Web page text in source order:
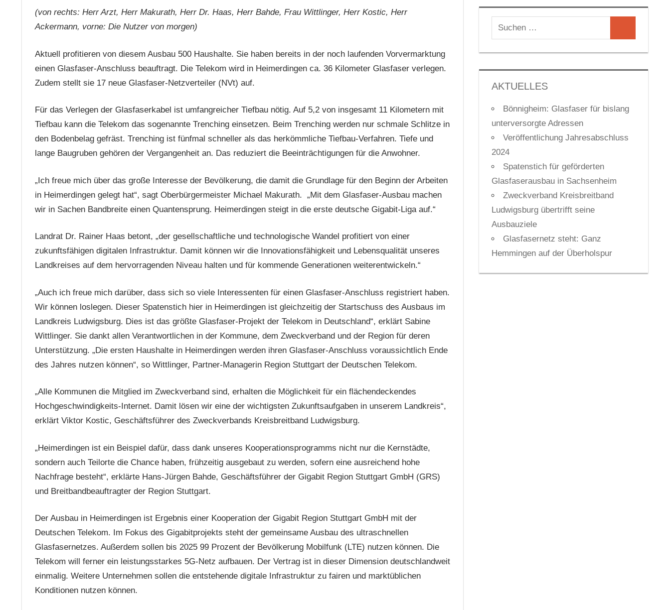
(von rechts: Herr Arzt, Herr Makurath, Herr Dr. Haas, Herr Bahde, Frau Wittlinger, Herr Kostic, Herr
Ackermann, vorne: Die Nutzer von morgen)
Aktuell profitieren von diesem Ausbau 500 Haushalte. Sie haben bereits in der noch laufenden Vorvermarktung
einen Glasfaser-Anschluss beauftragt. Die Telekom wird in Heimerdingen ca. 36 Kilometer Glasfaser verlegen.
Zudem stellt sie 17 neue Glasfaser-Netzverteiler (NVt) auf.
Für das Verlegen der Glasfaserkabel ist umfangreicher Tiefbau nötig. Auf 5,2 von insgesamt 11 Kilometern mit
Tiefbau kann die Telekom das sogenannte Trenching einsetzen. Beim Trenching werden nur schmale Schlitze in
den Bodenbelag gefräst. Trenching ist fünfmal schneller als das herkömmliche Tiefbau-Verfahren. Tiefe und
lange Baugruben gehören der Vergangenheit an. Das reduziert die Beeinträchtigungen für die Anwohner.
„Ich freue mich über das große Interesse der Bevölkerung, die damit die Grundlage für den Beginn der Arbeiten
in Heimerdingen gelegt hat“, sagt Oberbürgermeister Michael Makurath. „Mit dem Glasfaser-Ausbau machen
wir in Sachen Bandbreite einen Quantensprung. Heimerdingen steigt in die erste deutsche Gigabit-Liga auf.“
Landrat Dr. Rainer Haas betont, „der gesellschaftliche und technologische Wandel profitiert von einer
zukunftsfähigen digitalen Infrastruktur. Damit können wir die Innovationsfähigkeit und Lebensqualität unseres
Landkreises auf dem hervorragenden Niveau halten und für kommende Generationen weiterentwickeln.“
„Auch ich freue mich darüber, dass sich so viele Interessenten für einen Glasfaser-Anschluss registriert haben.
Wir können loslegen. Dieser Spatenstich hier in Heimerdingen ist gleichzeitig der Startschuss des Ausbaus im
Landkreis Ludwigsburg. Dies ist das größte Glasfaser-Projekt der Telekom in Deutschland“, erklärt Sabine
Wittlinger. Sie dankt allen Verantwortlichen in der Kommune, dem Zweckverband und der Region für deren
Unterstützung. „Die ersten Haushalte in Heimerdingen werden ihren Glasfaser-Anschluss voraussichtlich Ende
des Jahres nutzen können“, so Wittlinger, Partner-Managerin Region Stuttgart der Deutschen Telekom.
„Alle Kommunen die Mitglied im Zweckverband sind, erhalten die Möglichkeit für ein flächendeckendes
Hochgeschwindigkeits-Internet. Damit lösen wir eine der wichtigsten Zukunftsaufgaben in unserem Landkreis“,
erklärt Viktor Kostic, Geschäftsführer des Zweckverbands Kreisbreitband Ludwigsburg.
„Heimerdingen ist ein Beispiel dafür, dass dank unseres Kooperationsprogramms nicht nur die Kernstädte,
sondern auch Teilorte die Chance haben, frühzeitig ausgebaut zu werden, sofern eine ausreichend hohe
Nachfrage besteht“, erklärte Hans-Jürgen Bahde, Geschäftsführer der Gigabit Region Stuttgart GmbH (GRS)
und Breitbandbeauftragter der Region Stuttgart.
Der Ausbau in Heimerdingen ist Ergebnis einer Kooperation der Gigabit Region Stuttgart GmbH mit der
Deutschen Telekom. Im Fokus des Gigabitprojekts steht der gemeinsame Ausbau des ultraschnellen
Glasfasernetzes. Außerdem sollen bis 2025 99 Prozent der Bevölkerung Mobilfunk (LTE) nutzen können. Die
Telekom will ferner ein leistungsstarkes 5G-Netz aufbauen. Der Vertrag ist in dieser Dimension deutschlandweit
einmalig. Weitere Unternehmen sollen die entstehende digitale Infrastruktur zu fairen und marktüblichen
Konditionen nutzen können.
Suchen
nach:
AKTUELLES
Bönnigheim: Glasfaser für bislang
unterversorgte Adressen
Veröffentlichung Jahresabschluss
2024
Spatenstich für geförderten
Glasfaserausbau in Sachsenheim
Zweckverband Kreisbreitband
Ludwigsburg übertrifft seine
Ausbauziele
Glasfasernetz steht: Ganz
Hemmingen auf der Überholspur